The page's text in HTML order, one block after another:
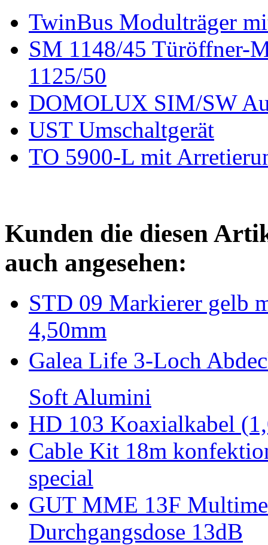
TwinBus Modulträger
SM 1148/45 Türöffner-
1125/50
DOMOLUX SIM/SW
UST Umschaltgerät
TO 5900-L mit
Kunden die diesen
auch angesehen:
STD 09 Markierer gelb
4,50mm
Galea Life 3-Loch
Soft Alumini
HD 103 Koaxialkabel
Cable Kit 18m
special
GUT MME 13F
Durchgangsdose 13dB